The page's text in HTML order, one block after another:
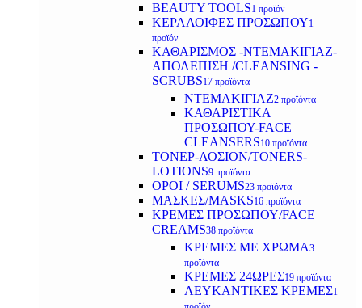
BEAUTY TOOLS1 προϊόν
ΚΕΡΑΛΟΙΦΕΣ ΠΡΟΣΩΠΟΥ1
προϊόν
ΚΑΘΑΡΙΣΜΟΣ -ΝΤΕΜΑΚΙΓΙΑΖ-
ΑΠΟΛΕΠΙΣΗ /CLEANSING -
SCRUBS17 προϊόντα
ΝΤΕΜΑΚΙΓΙΑΖ2 προϊόντα
ΚΑΘΑΡΙΣΤΙΚΑ
ΠΡΟΣΩΠΟΥ-FACE
CLEANSERS10 προϊόντα
ΤΟΝΕΡ-ΛΟΣΙΟΝ/TONERS-
LOTIONS9 προϊόντα
ΟΡΟΙ / SERUMS23 προϊόντα
ΜΑΣΚΕΣ/MASKS16 προϊόντα
ΚΡΕΜΕΣ ΠΡΟΣΩΠΟΥ/FACE
CREAMS38 προϊόντα
ΚΡΕΜΕΣ ΜΕ ΧΡΩΜΑ3
προϊόντα
ΚΡΕΜΕΣ 24ΩΡΕΣ19 προϊόντα
ΛΕΥΚΑΝΤΙΚΕΣ ΚΡΕΜΕΣ1